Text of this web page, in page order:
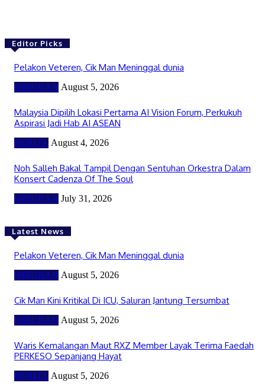
Editor Picks
Pelakon Veteren, Cik Man Meninggal dunia
HIBURAN August 5, 2026
Malaysia Dipilih Lokasi Pertama AI Vision Forum, Perkukuh
Aspirasi Jadi Hab AI ASEAN
BERITA August 4, 2026
Noh Salleh Bakal Tampil Dengan Sentuhan Orkestra Dalam
Konsert Cadenza Of The Soul
HIBURAN July 31, 2026
Latest News
Pelakon Veteren, Cik Man Meninggal dunia
HIBURAN August 5, 2026
Cik Man Kini Kritikal Di ICU, Saluran Jantung Tersumbat
HIBURAN August 5, 2026
Waris Kemalangan Maut RXZ Member Layak Terima Faedah
PERKESO Sepanjang Hayat
BERITA August 5, 2026